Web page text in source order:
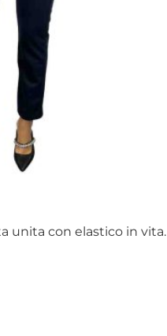
unita con elastico in vita.